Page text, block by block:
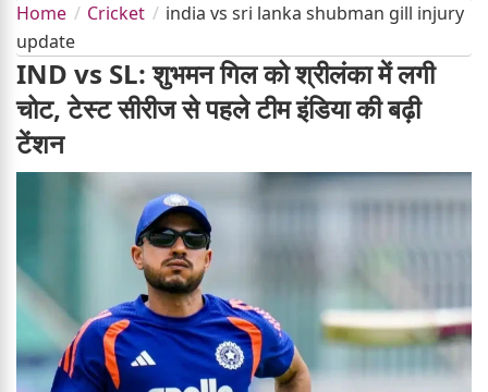
Home Cricket
india vs sri lanka shubman gill injury
update
IND vs SL: शुभमन गिल को श्रीलंका में लगी
चोट, टेस्ट सीरीज से पहले टीम इंडिया की बढ़ी
टेंशन